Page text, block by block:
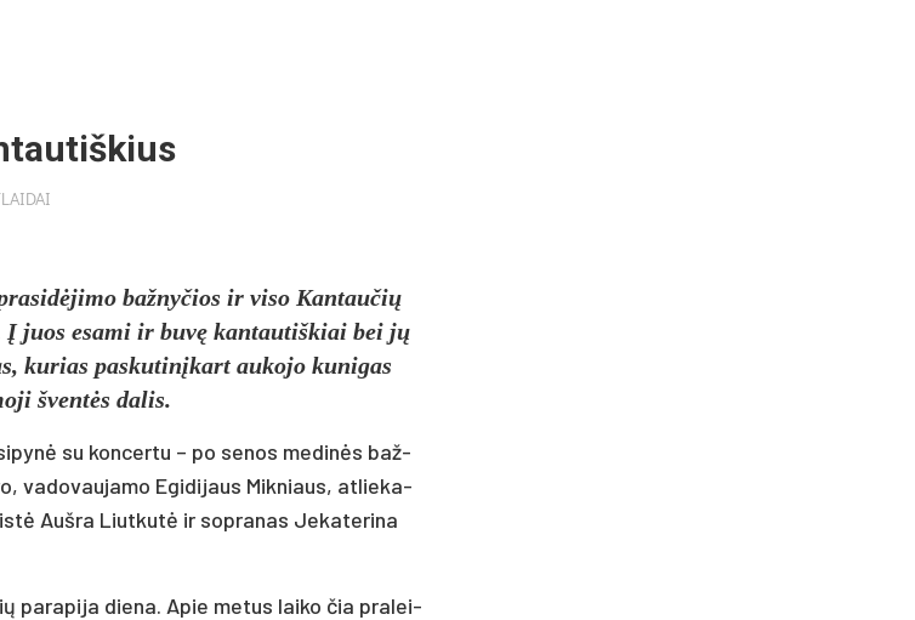
baž­ny­čios ir vi­so Kan­tau­čių
Į juos esa­mi ir bu­vę kan­tau­tiš­kiai bei jų
ku­rias pa­sku­ti­nį­kart au­ko­jo ku­ni­gas
šven­tės da­lis.
su kon­cer­tu – po se­nos me­di­nės baž­
va­do­vau­ja­mo Egi­di­jaus Mik­niaus, at­lie­ka­
Auš­ra Liut­ku­tė ir sop­ra­nas Je­ka­te­ri­na
pa­ra­pi­ja die­na. Apie me­tus lai­ko čia pra­lei­